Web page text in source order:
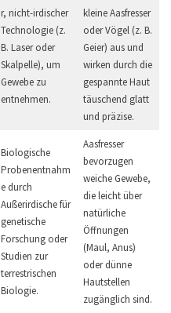
r, nicht-irdischer
Technologie (z.
B. Laser oder
Skalpelle), um
Gewebe zu
entnehmen.
kleine Aasfresser
oder Vögel (z. B.
Geier) aus und
wirken durch die
gespannte Haut
täuschend glatt
und präzise.
Biologische
Probenentnahm
e durch
Außerirdische für
genetische
Forschung oder
Studien zur
terrestrischen
Biologie.
Aasfresser
bevorzugen
weiche Gewebe,
die leicht über
natürliche
Öffnungen
(Maul, Anus)
oder dünne
Hautstellen
zugänglich sind.